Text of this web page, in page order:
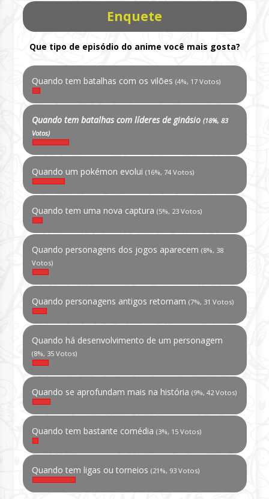
Enquete
Que tipo de episódio do anime você mais gosta?
Quando tem batalhas com os vilões (4%, 17 Votos)
Quando tem batalhas com líderes de ginásio (18%, 83
Votos)
Quando um pokémon evolui (16%, 74 Votos)
Quando tem uma nova captura (5%, 23 Votos)
Quando personagens dos jogos aparecem (8%, 38
Votos)
Quando personagens antigos retornam (7%, 31 Votos)
Quando há desenvolvimento de um personagem
(8%, 35 Votos)
Quando se aprofundam mais na história (9%, 42 Votos)
Quando tem bastante comédia (3%, 15 Votos)
Quando tem ligas ou torneios (21%, 93 Votos)